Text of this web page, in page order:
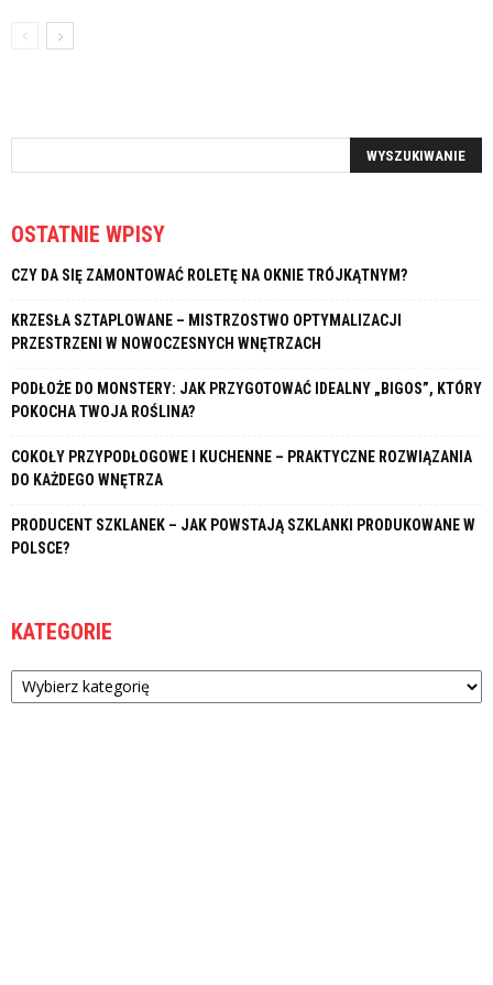
OSTATNIE WPISY
CZY DA SIĘ ZAMONTOWAĆ ROLETĘ NA OKNIE TRÓJKĄTNYM?
KRZESŁA SZTAPLOWANE – MISTRZOSTWO OPTYMALIZACJI
PRZESTRZENI W NOWOCZESNYCH WNĘTRZACH
PODŁOŻE DO MONSTERY: JAK PRZYGOTOWAĆ IDEALNY „BIGOS”, KTÓRY
POKOCHA TWOJA ROŚLINA?
COKOŁY PRZYPODŁOGOWE I KUCHENNE – PRAKTYCZNE ROZWIĄZANIA
DO KAŻDEGO WNĘTRZA
PRODUCENT SZKLANEK – JAK POWSTAJĄ SZKLANKI PRODUKOWANE W
POLSCE?
KATEGORIE
Kategorie